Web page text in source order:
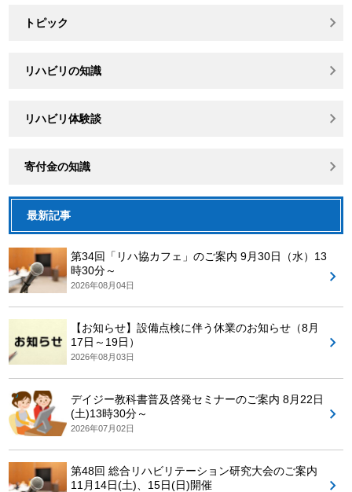
トピック
リハビリの知識
リハビリ体験談
寄付金の知識
最新記事
第34回「リハ協カフェ」のご案内 9月30日（水）13
時30分～
2026年08月04日
【お知らせ】設備点検に伴う休業のお知らせ（8月
17日～19日）
2026年08月03日
デイジー教科書普及啓発セミナーのご案内 8月22日
(土)13時30分～
2026年07月02日
第48回 総合リハビリテーション研究大会のご案内
11月14日(土)、15日(日)開催